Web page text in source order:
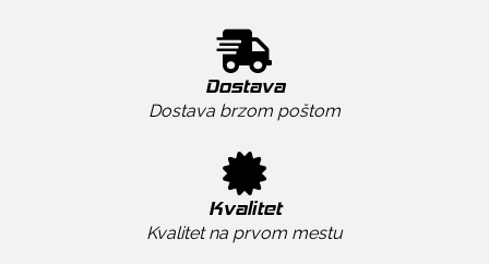
Dostava
Dostava brzom poštom
Kvalitet
Kvalitet na prvom mestu